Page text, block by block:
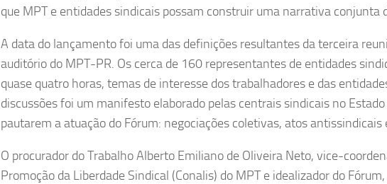
que MPT e entidades sindicais possam construir uma narrativa conjunta
A data do lançamento foi uma das definições resultantes da terceira
auditório do MPT-PR. Os cerca de 160 representantes de entidades
quase quatro horas, temas de interesse dos trabalhadores e das
discussões foi um manifesto elaborado pelas centrais sindicais no
pautarem a atuação do Fórum: negociações coletivas, atos antissindicais
O procurador do Trabalho Alberto Emiliano de Oliveira Neto, vice-
Promoção da Liberdade Sindical (Conalis) do MPT e idealizador do